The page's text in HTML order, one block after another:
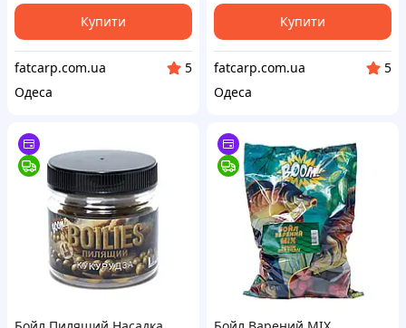
Купити
fatcarp.com.ua
5
Одеса
Купити
fatcarp.com.ua
5
Одеса